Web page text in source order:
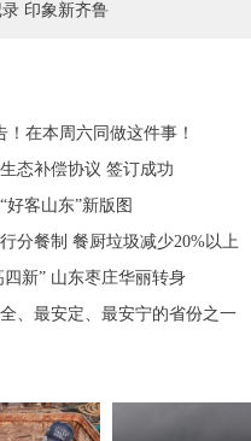
录 印象新齐鲁
在本周六同做这件事！
态补偿协议 签订成功
客山东”新版图
分餐制 餐厨垃圾减少20%以上
四新” 山东枣庄华丽转身
、最安定、最安宁的省份之一